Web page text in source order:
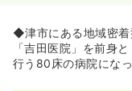
◆津市にある地域密着
「吉田医院」を前身
行う80床の病院になっ